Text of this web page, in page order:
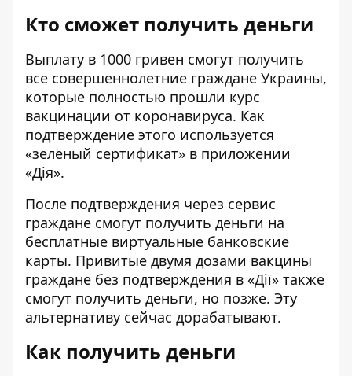
Кто сможет получить деньги
Выплату в 1000 гривен смогут получить
все совершеннолетние граждане Украины,
которые полностью прошли курс
вакцинации от коронавируса. Как
подтверждение этого используется
«зелёный сертификат» в приложении
«Дія».
После подтверждения через сервис
граждане смогут получить деньги на
бесплатные виртуальные банковские
карты. Привитые двумя дозами вакцины
граждане без подтверждения в «Дії» также
смогут получить деньги, но позже. Эту
альтернативу сейчас дорабатывают.
Как получить деньги